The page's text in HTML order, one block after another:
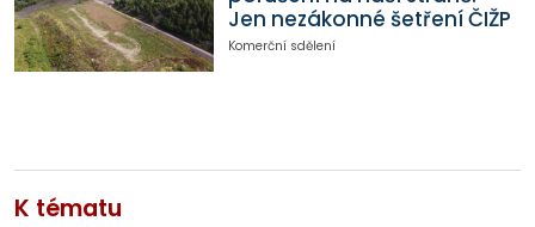
Jen nezákonné šetření ČIŽP
Komerční sdělení
K tématu